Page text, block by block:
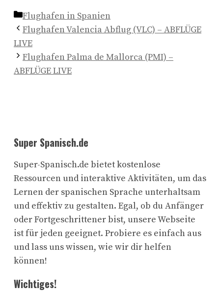
Kategorien
Flughafen in Spanien
Flughafen Valencia Abflug (VLC) – ABFLÜGE
LIVE
Flughafen Palma de Mallorca (PMI) –
ABFLÜGE LIVE
Super Spanisch.de
Super-Spanisch.de bietet kostenlose
Ressourcen und interaktive Aktivitäten, um das
Lernen der spanischen Sprache unterhaltsam
und effektiv zu gestalten. Egal, ob du Anfänger
oder Fortgeschrittener bist, unsere Webseite
ist für jeden geeignet. Probiere es einfach aus
und lass uns wissen, wie wir dir helfen
können!
Wichtiges!